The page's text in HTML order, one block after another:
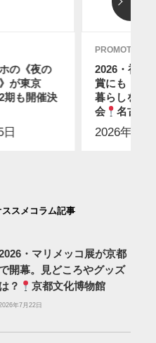
の《夜の
が東京
期も開催決
日
PROMOTION
2026・初め
賞にも！ス
暮らしを感
会
名古屋
2026年7月
ススメコラム記事
・マリメッコ展が京都
開幕。見どころやグッズ
は？
京都文化博物館
年7月22日